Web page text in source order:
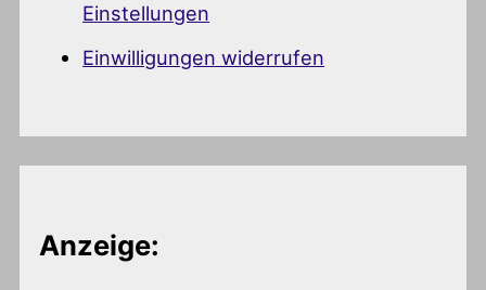
Einstellungen
Einwilligungen widerrufen
Anzeige: